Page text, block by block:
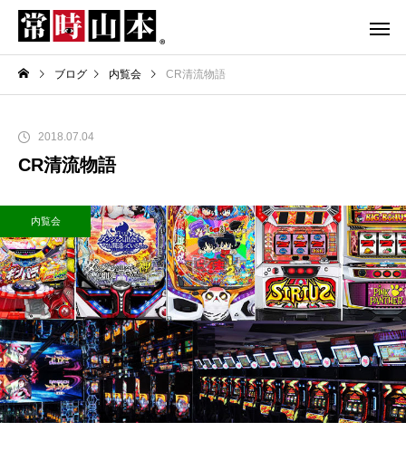
ブログ 内覧会 CR清流物語
2018.07.04
CR清流物語
内覧会